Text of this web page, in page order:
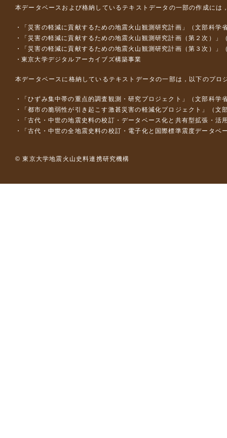
本データベースおよび格納しているテキストデータの一部の作成には
「災害の軽減に貢献するための地震火山観測研究計画」（文部科学
「災害の軽減に貢献するための地震火山観測研究計画（第２次）」
「災害の軽減に貢献するための地震火山観測研究計画（第３次）」
東京大学デジタルアーカイブズ構築事業
本データベースに格納しているテキストデータの一部は，以下のプロ
「ひずみ集中帯の重点的調査観測・研究プロジェクト」（文部科
「都市の脆弱性が引き起こす激甚災害の軽減化プロジェクト」（
「古代・中世の地震史料の校訂・データベース化と共有型拡張・
「古代・中世の全地震史料の校訂・電子化と国際標準震度データ
© 東京大学地震火山史料連携研究機構